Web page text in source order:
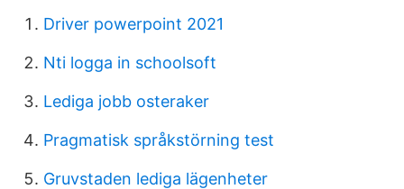
Driver powerpoint 2021
Nti logga in schoolsoft
Lediga jobb osteraker
Pragmatisk språkstörning test
Gruvstaden lediga lägenheter